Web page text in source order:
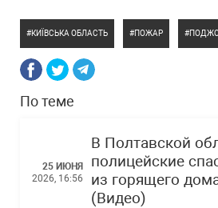
КИЇВСЬКА ОБЛАСТЬ ПОЖАР
По теме
25 ИЮНЯ
2026, 16:56
В Полтавской
полицейские
из горящего
(Видео)